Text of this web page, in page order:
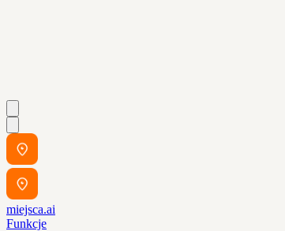
miejsca.ai
Funkcje